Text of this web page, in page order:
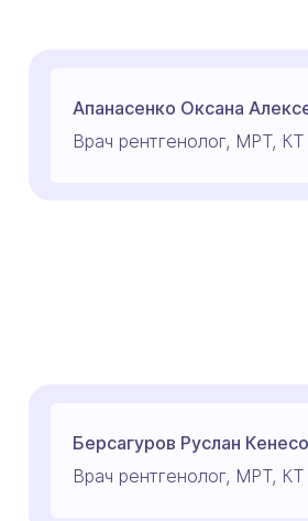
Апанасенко Оксана
Врач рентгенолог, МРТ, КТ
Берсагуров Руслан
Врач рентгенолог, МРТ, КТ